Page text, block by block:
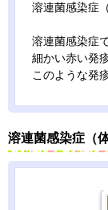
溶連菌感染症（
溶連菌感染症
細かい赤い発
このような発
溶連菌感染症（体